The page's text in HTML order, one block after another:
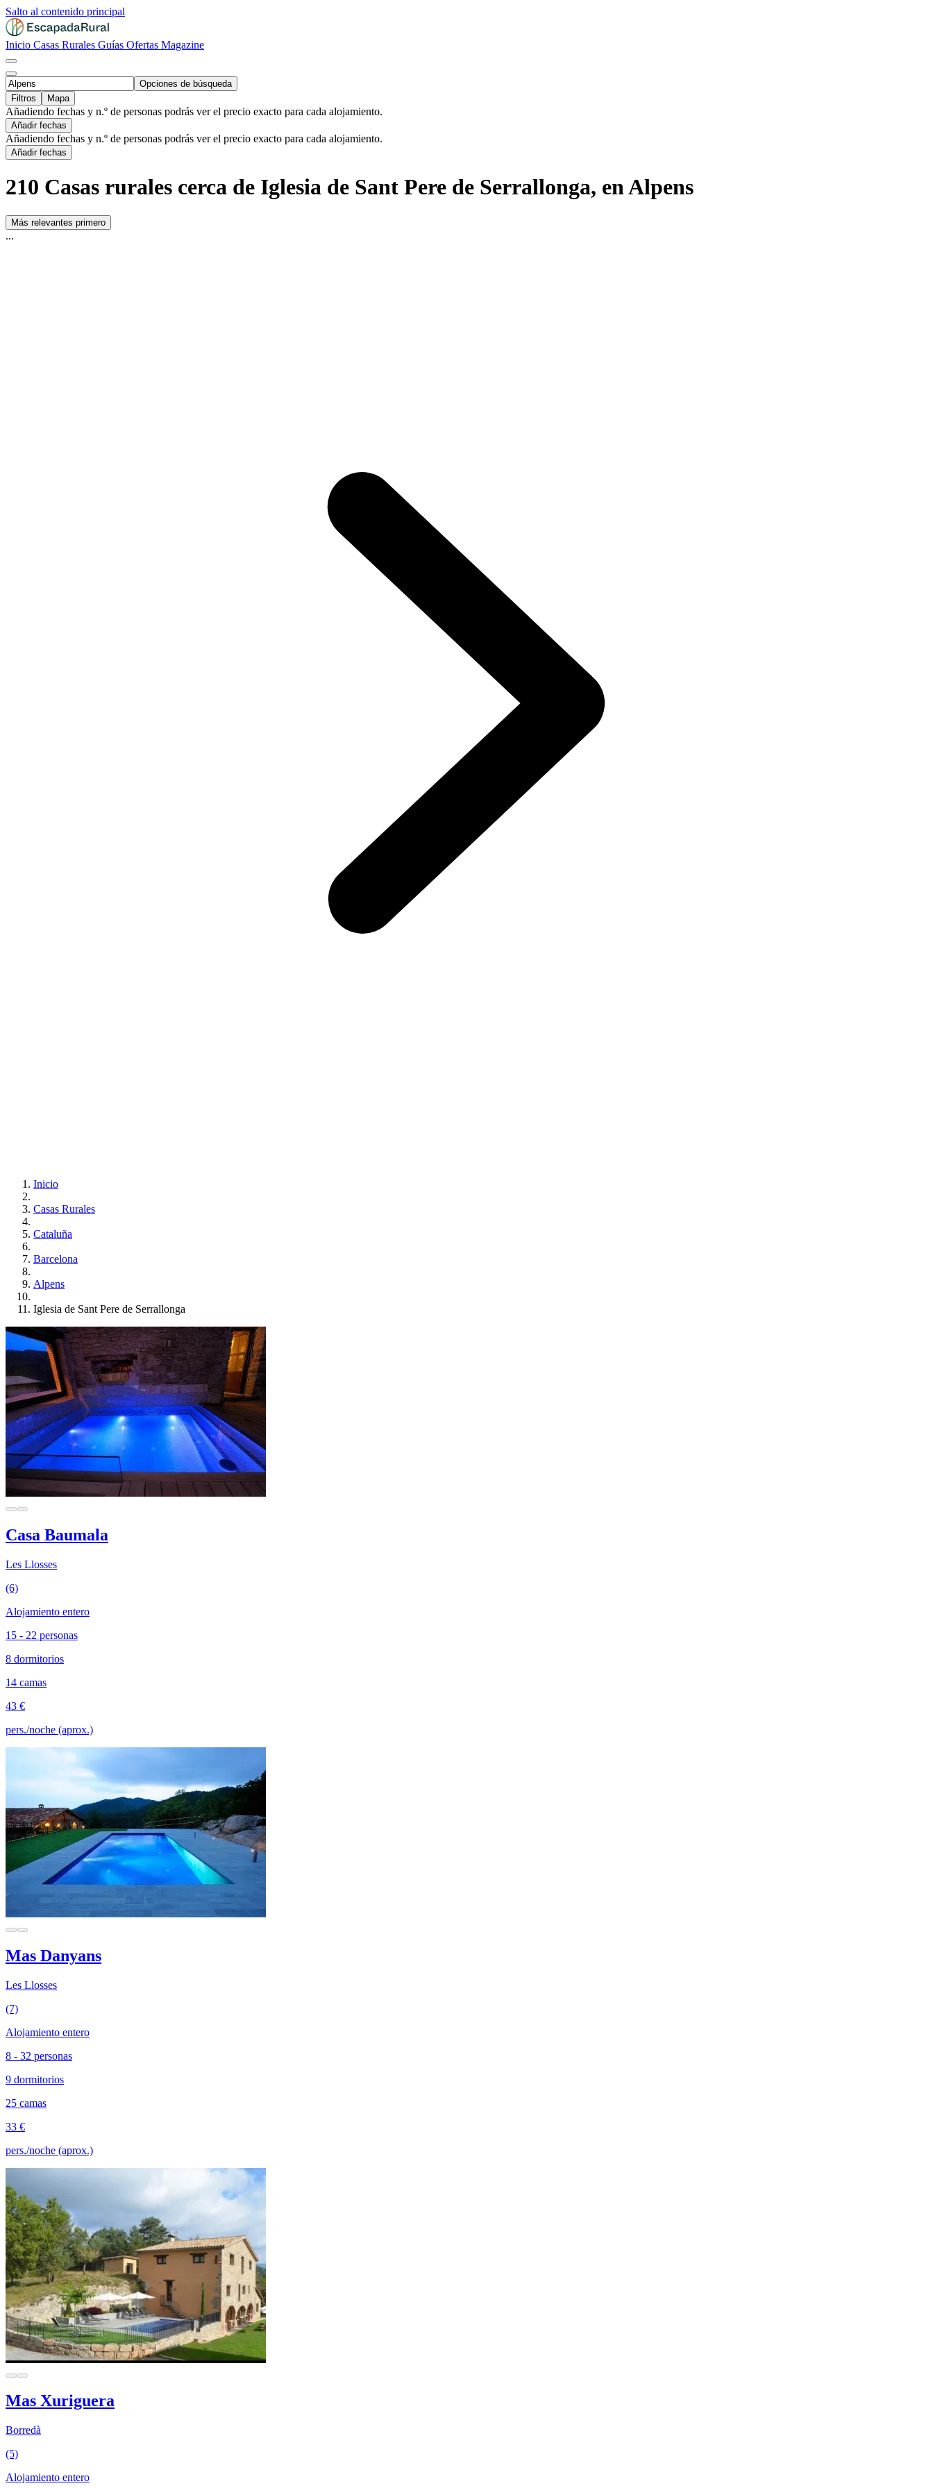
Salto al contenido principal
Inicio Casas Rurales Guías Ofertas Magazine
Opciones de búsqueda
Filtros
Mapa
Añadiendo fechas y n.º de personas podrás ver el precio exacto para cada alojamiento.
Añadir fechas
Añadiendo fechas y n.º de personas podrás ver el precio exacto para cada alojamiento.
Añadir fechas
210 Casas rurales cerca de Iglesia de Sant Pere de Serrallonga, en Alpens
Más relevantes primero
...
Inicio
Casas Rurales
Cataluña
Barcelona
Alpens
Iglesia de Sant Pere de Serrallonga
Casa Baumala
Les Llosses
(6)
Alojamiento entero
15 - 22 personas
8 dormitorios
14 camas
43 €
pers./noche (aprox.)
Mas Danyans
Les Llosses
(7)
Alojamiento entero
8 - 32 personas
9 dormitorios
25 camas
33 €
pers./noche (aprox.)
Mas Xuriguera
Borredà
(5)
Alojamiento entero